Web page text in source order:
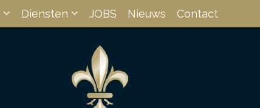
Diensten JOBS Nieuws Contact